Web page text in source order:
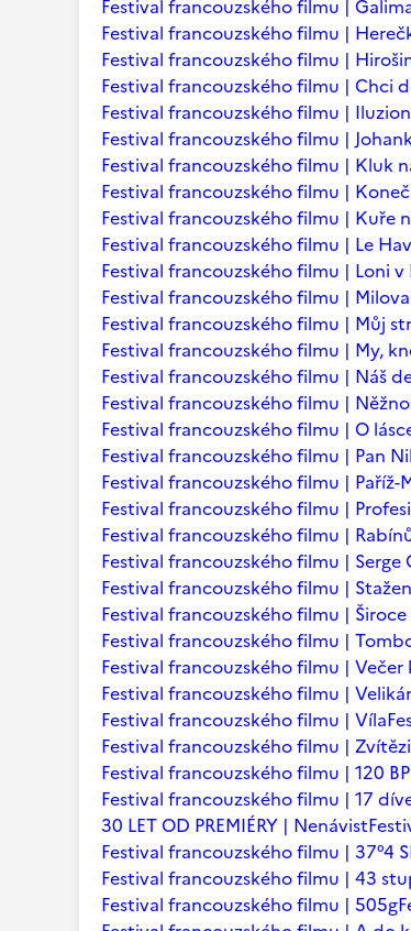
Festival francouzského filmu |
Festival francouzského filmu |
Festival francouzského filmu |
Festival francouzského filmu | Chci
Festival francouzského filmu |
Festival francouzského filmu |
Festival francouzského filmu | Kluk
Festival francouzského filmu |
Festival francouzského filmu | Kuře
Festival francouzského filmu | Le
Festival francouzského filmu | Loni
Festival francouzského filmu |
Festival francouzského filmu | Můj
Festival francouzského filmu | My,
Festival francouzského filmu | Náš
Festival francouzského filmu |
Festival francouzského filmu | O
Festival francouzského filmu | Pan
Festival francouzského filmu | Paříž-
Festival francouzského filmu |
Festival francouzského filmu |
Festival francouzského filmu | Serge
Festival francouzského filmu |
Festival francouzského filmu |
Festival francouzského filmu |
Festival francouzského filmu |
Festival francouzského filmu |
Festival francouzského filmu | Víla
Festival francouzského filmu |
Festival francouzského filmu | 120
Festival francouzského filmu | 17
30 LET OD PREMIÉRY | Nenávist
Festival francouzského filmu | 37°4 S
Festival francouzského filmu | 43
Festival francouzského filmu | 505g